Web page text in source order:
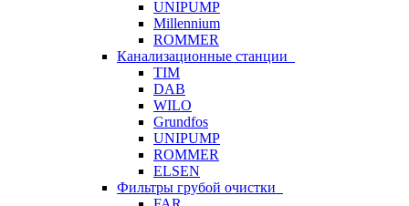
UNIPUMP
Millennium
ROMMER
Канализационные станции
TIM
DAB
WILO
Grundfos
UNIPUMP
ROMMER
ELSEN
Фильтры грубой очистки